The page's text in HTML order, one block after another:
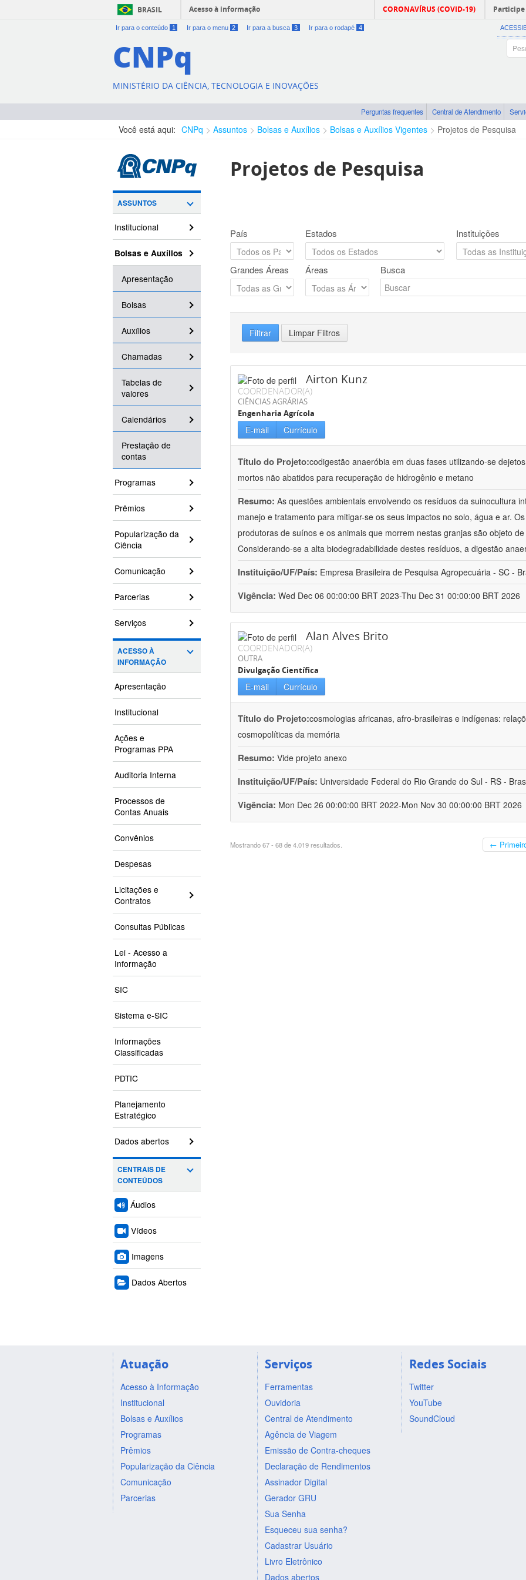
BRASIL Acesso à informação CORONAVÍRUS (COVID-19) Participe
Ir para o conteúdo 1 Ir para o menu 2 Ir para a busca 3 Ir para o rodapé 4
CNPq
MINISTÉRIO DA CIÊNCIA, TECNOLOGIA E INOVAÇÕES
Perguntas frequentes Central de Atendimento
Você está aqui: CNPq Assuntos Bolsas e Auxílios Bolsas e Auxílios Vigentes Projetos de Pesquisa
ASSUNTOS
Institucional
Bolsas e Auxílios
Apresentação
Bolsas
Auxílios
Chamadas
Tabelas de
valores
Calendários
Prestação de
contas
Programas
Prêmios
Popularização da
Ciência
Comunicação
Parcerias
Serviços
ACESSO À
INFORMAÇÃO
Apresentação
Institucional
Ações e
Programas PPA
Auditoria Interna
Processos de
Contas Anuais
Convênios
Despesas
Licitações e
Contratos
Consultas Públicas
Lei - Acesso a
Informação
SIC
Sistema e-SIC
Informações
Classificadas
PDTIC
Planejamento
Estratégico
Dados abertos
CENTRAIS DE
CONTEÚDOS
Áudios
Vídeos
Imagens
Dados Abertos
Projetos de Pesquisa
País Estados Instituições
Grandes Áreas Áreas Busca
Filtrar Limpar Filtros
Airton Kunz
COORDENADOR(A)
CIÊNCIAS AGRÁRIAS
Engenharia Agrícola
E-mail Currículo
Título do Projeto:codigestão anaeróbia em duas fases utilizando-se
mortos não abatidos para recuperação de hidrogênio e metano
Resumo: As questões ambientais envolvendo os resíduos da suinocultura
manejo e tratamento para mitigar-se os seus impactos no solo, água e ar.
produtoras de suínos e os animais que morrem nestas granjas são objeto
Considerando-se a alta biodegradabilidade destes resíduos, a digestão
Instituição/UF/País: Empresa Brasileira de Pesquisa Agropecuária - SC -
Vigência: Wed Dec 06 00:00:00 BRT 2023-Thu Dec 31 00:00:00 BRT 2026
Alan Alves Brito
COORDENADOR(A)
OUTRA
Divulgação Científica
E-mail Currículo
Título do Projeto:cosmologias africanas, afro-brasileiras e indígenas:
cosmopolíticas da memória
Resumo: Vide projeto anexo
Instituição/UF/País: Universidade Federal do Rio Grande do Sul - RS -
Vigência: Mon Dec 26 00:00:00 BRT 2022-Mon Nov 30 00:00:00 BRT 2026
Mostrando 67 - 68 de 4.019 resultados. ←
Atuação
Acesso à Informação
Institucional
Bolsas e Auxílios
Programas
Prêmios
Popularização da Ciência
Comunicação
Parcerias
Serviços
Ferramentas
Ouvidoria
Central de Atendimento
Agência de Viagem
Emissão de Contra-cheques
Declaração de Rendimentos
Assinador Digital
Gerador GRU
Sua Senha
Esqueceu sua senha?
Cadastrar Usuário
Livro Eletrônico
Dados abertos
Redes Sociais
Twitter
YouTube
SoundCloud